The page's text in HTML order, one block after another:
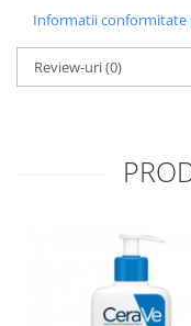
Informatii conformitate
Review-uri(0)